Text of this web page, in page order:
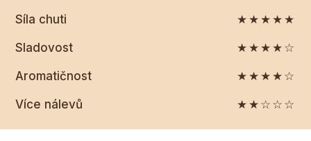
Síla chuti ★★★★★
Sladovost ★★★★☆
Aromatičnost ★★★★☆
Více nálevů ★★☆☆☆